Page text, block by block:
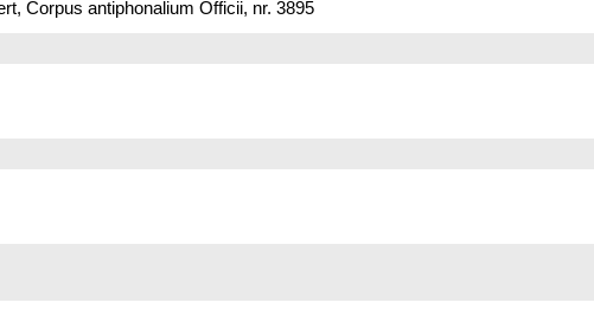
Corpus antiphonalium Officii, nr. 3895